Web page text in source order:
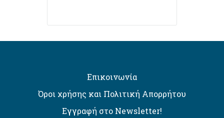
Επικοινωνία
Όροι χρήσης και Πολιτική Απορρήτου
Εγγραφή στο Newsletter!